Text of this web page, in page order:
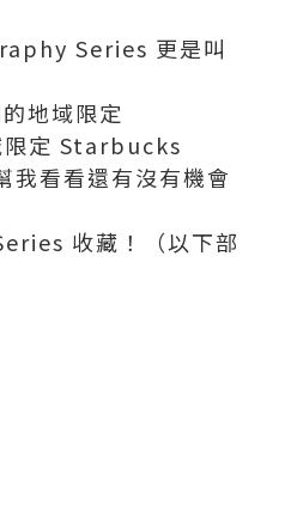
Series 更是叫
地域限定
定 Starbucks
我看看還有沒有機會
收藏！（以下部